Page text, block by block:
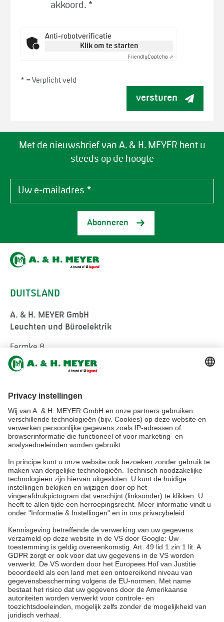
akkoord. *
Anti-robotverificatie
Klik om te starten
FriendlyCaptcha ⇗
* = Verplicht veld
versturen
Met de nieuwsbrief van A. & H. MEYER bent u
steeds op de hoogte
Abonneren
DUITSLAND
A. & H. MEYER GmbH
Leuchten und Büroelektrik
Fermke 8
32694 Dörentrup
Germany
tel.:
+49 5265 9488-0
info@ah-meyer.de
MALEISIË
A. & H. MEYER Sdn. Bhd.
528797-M
No. 3, Jalan Astaka U8/84
Section U8, Bukit Jelutong
40150 Shah Alam, Selangor
Malaysia
tel.:+60 3 7845 7277
sales@ah-meyer.com.my